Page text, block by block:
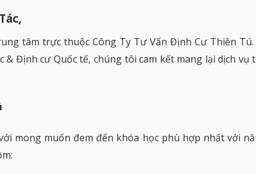
tâm trực thuộc Công Ty Tư Vấn Định Cư Thiên
Định cư Quốc tế, chúng tôi cam kết mang lại dịch
mong muốn đem đến khóa học phù hợp nhất với